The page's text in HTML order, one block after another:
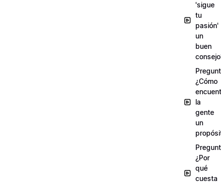
'sigue
tu
pasión'
un
buen
¿Cómo
la
gente
un
¿Por
qué
cuesta